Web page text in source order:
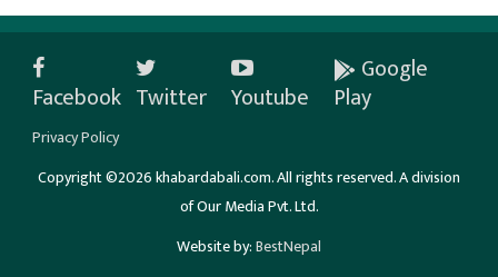
Facebook Twitter Youtube
Google
Play
Privacy Policy
Copyright ©2026 khabardabali.com. All rights reserved. A division
of Our Media Pvt. Ltd.
Website by:BestNepal